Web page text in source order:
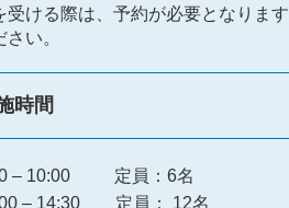
受ける際は、予約が必要となりま
い。
時間
– 10:00 定員：6名
– 14:30 定員： 12名